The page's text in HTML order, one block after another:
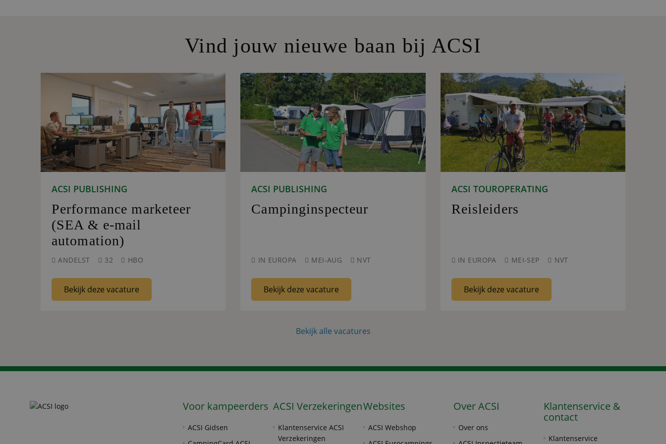
Vind jouw nieuwe baan bij ACSI
ACSI PUBLISHING
Performance marketeer
(SEA & e-mail
automation)
ANDELST 32 HBO
Bekijk deze vacature
ACSI PUBLISHING
Campinginspecteur
IN EUROPA MEI-AUG NVT
Bekijk deze vacature
ACSI TOUROPERATING
Reisleiders
IN EUROPA MEI-SEP NVT
Bekijk deze vacature
Bekijk alle vacatures
Voor kampeerders
ACSI Gidsen
ACSI Verzekeringen
Klantenservice ACSI
Verzekeringen
Websites
ACSI Webshop
Over ACSI
Over ons
Klantenservice &
contact
Klantenservice